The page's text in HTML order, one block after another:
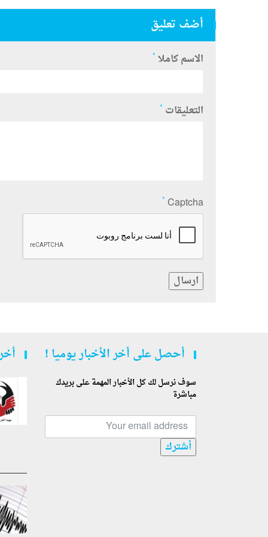
أضف تعليق
الاسم كاملا *
التعليقات *
Captcha
*
ارسال
أحصل على أخر الأخبار يوميا !
سوف نرسل لك كل الأخبار المهمة على بريدك
مباشرة
أشترك